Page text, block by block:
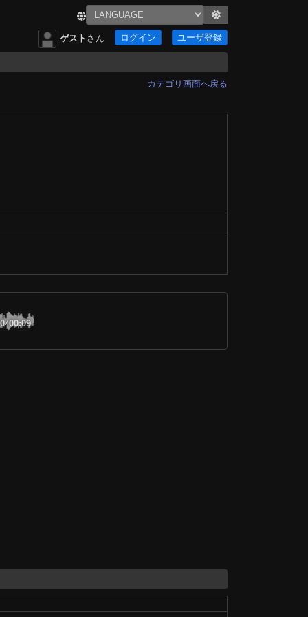
ゲスト さん ログイン ユーザ登録
カテゴリ画面へ戻る
/00:09